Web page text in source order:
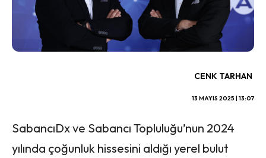
CENK TARHAN
13 MAYIS 2025 | 13:07
SabancıDx ve Sabancı Topluluğu’nun 2024
yılında çoğunluk hissesini aldığı yerel bulut